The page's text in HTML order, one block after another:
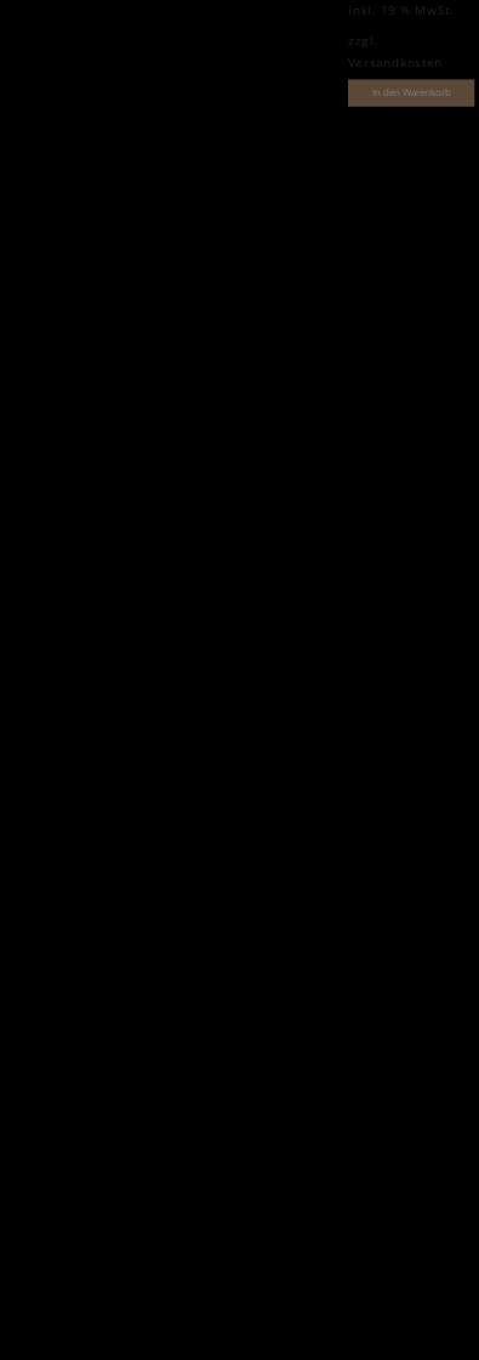
inkl. 19 % MwSt.
zzgl.
Versandkosten
In den Warenkorb